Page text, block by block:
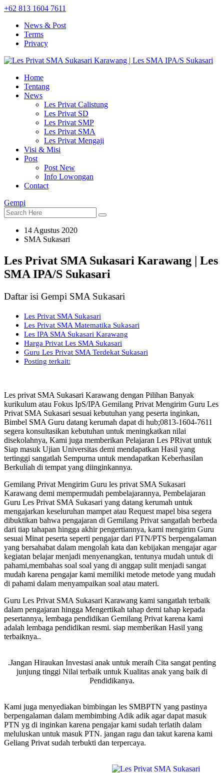
+62 813 1604 7611
News & Post
Terms
Privacy
Home
Tentang
News
Les Privat Calistung
Les Privat SD
Les Privat SMP
Les Privat SMA
Les Privat Mengaji
Visi & Misi
Post
Post New
Info Lowongan
Contact
Gempi
14 Agustus 2020
SMA Sukasari
Les Privat SMA Sukasari Karawang | Les
SMA IPA/S Sukasari
Daftar isi Gempi SMA Sukasari
Les Privat SMA Sukasari
Les Privat SMA Matematika Sukasari
Les IPA SMA Sukasari Karawang
Harga Privat Les SMA Sukasari
Guru Les Privat SMA Terdekat Sukasari
Posting terkait:
Les privat SMA Sukasari Karawang dengan Pilihan Banyak
kurikulum atau Fokus IpS/IPA Gemilang Privat Mengirim Guru Les
Privat SMA Sukasari sesuai kebutuhan yang peserta inginkan,
Bimbel SMA Guru datang kerumah dapat di hub;0813-1604-7611
segera konsultasikan kebutuhan untuk meningkatkan nilai
disekolahnya, Kami juga memberikan Pelajaran Les PRivat untuk
Siap masuk Ujian Universitas demi mendapatkan Hasil yang
tertinggi sangatlah Sempurna untuk mendapatkan Keberhasilan
Berkuliah di tempat yang diinginkannya.
Gemilang Privat Mengirim Guru les privat SMA Sukasari
Karawang demi mempermudah pembelajarannya, Pembelajaran
Guru Les Privat SMA Sukasari yang datang kerumah untuk
mengajarkan keseluruhan mampet atau Request mapel bisa segera
dibuktikan bahwa pengajaran di Gemilang Privat sangatlah berbeda
dari tiap tahapan hingga akhir pengertiannya, kami mengirim Guru
sesuai Minat peserta seperti pengajar dari PTN/PTS berpengalaman
yang bersahabat dalam mengolah kata dan kebijakan mengajar agar
kegiatan belajar menjadi menyenangkan, tentunya mudah untuk di
pahami,membahas soal soal yang di anggap sulit menjadi sangat
mudah karena pengajar kami memiliki metode metode yang mudah
di pahami dalam menyampaikan soal atau materi.
Guru Les Privat SMA Sukasari Karawang kami sangatlah terbaik
dalam pengajaran hingga Mengertikah tahap demi tahap kepada
pesertannya, lembaga pendidikan Gemilang Privat karena kami
adalah lembaga pendidikan resmi. siap memberikan Hasil yang
terbaiknya..
.Jangan Hiraukan Investasi anak untuk meraih Cita sangat penting
junjung tinggi Nilai terbaik untuk Kualitas anak yang baik di
Pendidikanya.
Kami juga menyediakan bimbingan les SMBPTN yang pastinya
berpengalaman dalam membimbing Adik adik agar dapat masuk
PTN yg di inginkan karena pengajar kami sudah terlatih dalam
meluluskan untuk masuk PTN. jangan ragu dan takut karena kami
Geliang Privat sudah terbukti dan terpercaya.